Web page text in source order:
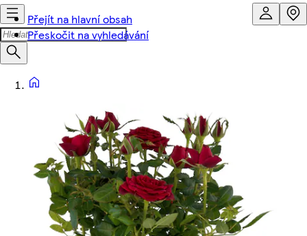
Přejít na hlavní obsah
Přeskočit na vyhledávání